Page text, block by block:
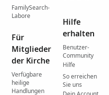
FamilySearch-
Labore
Für
Mitglieder
der Kirche
Verfügbare
heilige
Handlungen
Hilfe
erhalten
Benutzer-
Community
Hilfe
So erreichen
Sie uns